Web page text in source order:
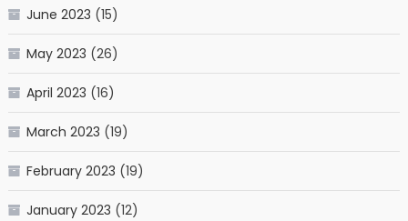
June 2023 (15)
May 2023 (26)
April 2023 (16)
March 2023 (19)
February 2023 (19)
January 2023 (12)